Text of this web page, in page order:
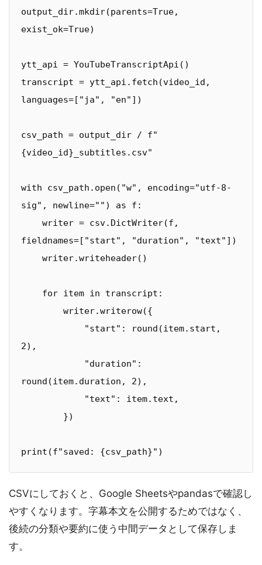
output_dir.mkdir(parents=True,
exist_ok=True)
ytt_api = YouTubeTranscriptApi()
transcript = ytt_api.fetch(video_id,
languages=["ja", "en"])
csv_path = output_dir / f"
{video_id}_subtitles.csv"
with csv_path.open("w", encoding="utf-8-
sig", newline="") as f:
fieldnames=["start", "duration", "text"])
2),
round(item.duration, 2),
print(f"saved: {csv_path}")
CSVにしておくと、Google Sheetsやpandasで確認し
やすくなります。字幕本文を公開するためではなく、
後続の分類や要約に使う中間データとして保存しま
す。